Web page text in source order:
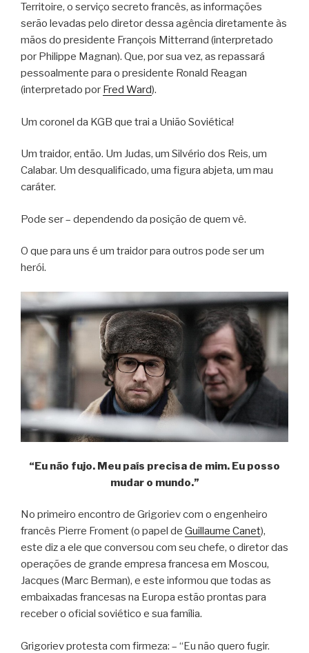
Territoire, o serviço secreto francês, as informações
serão levadas pelo diretor dessa agência diretamente às
mãos do presidente François Mitterrand (interpretado
por Philippe Magnan). Que, por sua vez, as repassará
pessoalmente para o presidente Ronald Reagan
(interpretado por Fred Ward).
Um coronel da KGB que trai a União Soviética!
Um traidor, então. Um Judas, um Silvério dos Reis, um
Calabar. Um desqualificado, uma figura abjeta, um mau
caráter.
Pode ser – dependendo da posição de quem vê.
O que para uns é um traidor para outros pode ser um
herói.
“Eu não fujo. Meu país precisa de mim. Eu posso
mudar o mundo.”
No primeiro encontro de Grigoriev com o engenheiro
francês Pierre Froment (o papel de Guillaume Canet),
este diz a ele que conversou com seu chefe, o diretor das
operações de grande empresa francesa em Moscou,
Jacques (Marc Berman), e este informou que todas as
embaixadas francesas na Europa estão prontas para
receber o oficial soviético e sua família.
Grigoriev protesta com firmeza: – “Eu não quero fugir.